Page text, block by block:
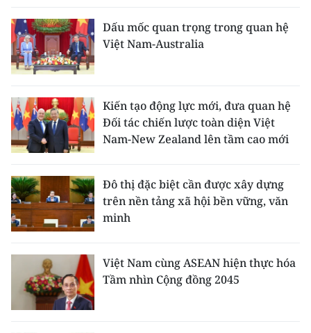
Dấu mốc quan trọng trong quan hệ
Việt Nam-Australia
Kiến tạo động lực mới, đưa quan hệ
Đối tác chiến lược toàn diện Việt
Nam-New Zealand lên tầm cao mới
Đô thị đặc biệt cần được xây dựng
trên nền tảng xã hội bền vững, văn
minh
Việt Nam cùng ASEAN hiện thực hóa
Tầm nhìn Cộng đồng 2045